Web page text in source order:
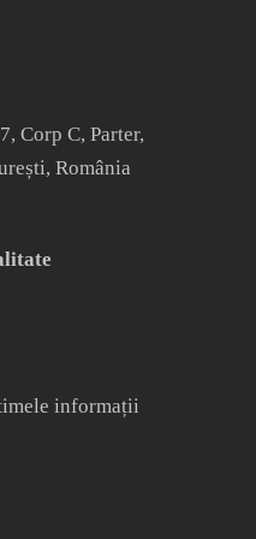
Corp C, Parter,
România
informații